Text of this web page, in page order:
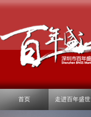
首页 走进百年盛世